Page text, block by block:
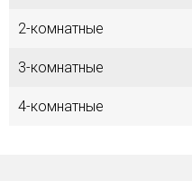
2-комнатные
3-комнатные
4-комнатные